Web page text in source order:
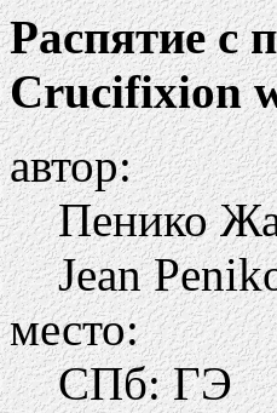
Распятие с
Crucifixion
автор:
Пенико
Jean
место:
СПб: ГЭ